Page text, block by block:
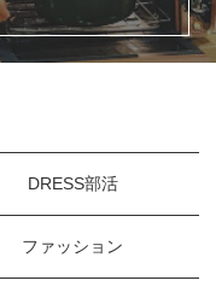
DRESS部活
ファッション